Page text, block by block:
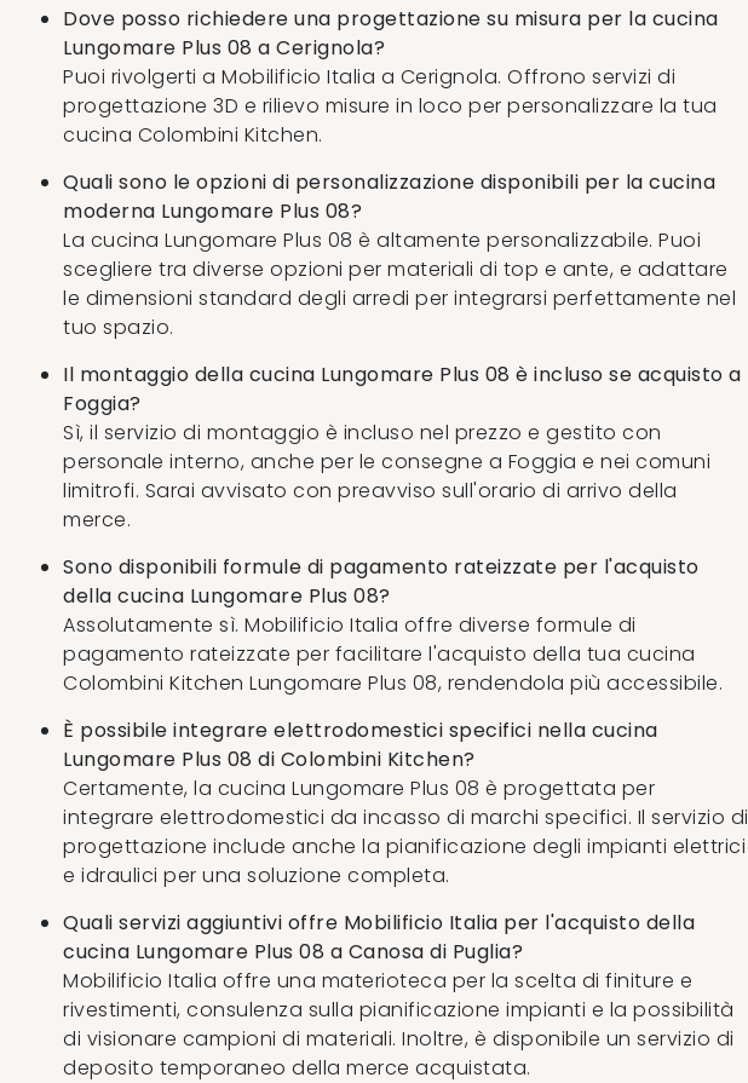
Dove posso richiedere una progettazione su misura per la cucina
Lungomare Plus 08 a Cerignola?
Puoi rivolgerti a Mobilificio Italia a Cerignola. Offrono servizi di
progettazione 3D e rilievo misure in loco per personalizzare la tua
cucina Colombini Kitchen.
Quali sono le opzioni di personalizzazione disponibili per la cucina
moderna Lungomare Plus 08?
La cucina Lungomare Plus 08 è altamente personalizzabile. Puoi
scegliere tra diverse opzioni per materiali di top e ante, e adattare
le dimensioni standard degli arredi per integrarsi perfettamente nel
tuo spazio.
Il montaggio della cucina Lungomare Plus 08 è incluso se acquisto a
Foggia?
Sì, il servizio di montaggio è incluso nel prezzo e gestito con
personale interno, anche per le consegne a Foggia e nei comuni
limitrofi. Sarai avvisato con preavviso sull'orario di arrivo della
merce.
Sono disponibili formule di pagamento rateizzate per l'acquisto
della cucina Lungomare Plus 08?
Assolutamente sì. Mobilificio Italia offre diverse formule di
pagamento rateizzate per facilitare l'acquisto della tua cucina
Colombini Kitchen Lungomare Plus 08, rendendola più accessibile.
È possibile integrare elettrodomestici specifici nella cucina
Lungomare Plus 08 di Colombini Kitchen?
Certamente, la cucina Lungomare Plus 08 è progettata per
integrare elettrodomestici da incasso di marchi specifici. Il servizio di
progettazione include anche la pianificazione degli impianti elettrici
e idraulici per una soluzione completa.
Quali servizi aggiuntivi offre Mobilificio Italia per l'acquisto della
cucina Lungomare Plus 08 a Canosa di Puglia?
Mobilificio Italia offre una materioteca per la scelta di finiture e
rivestimenti, consulenza sulla pianificazione impianti e la possibilità
di visionare campioni di materiali. Inoltre, è disponibile un servizio di
deposito temporaneo della merce acquistata.